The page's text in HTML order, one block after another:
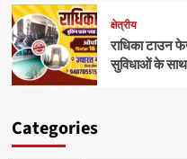
क्षेत्रीय
राधिका टाउन
सुविधाओं के
Categories